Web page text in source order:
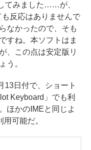
てみました……が、
も反応はありませんで
なかったので、そも
すね。本ソフトはま
、この点は安定版リ
う。
13日付で、ショート
Keyboard」でも利
ほかのIMEと同じよ
可能だ。